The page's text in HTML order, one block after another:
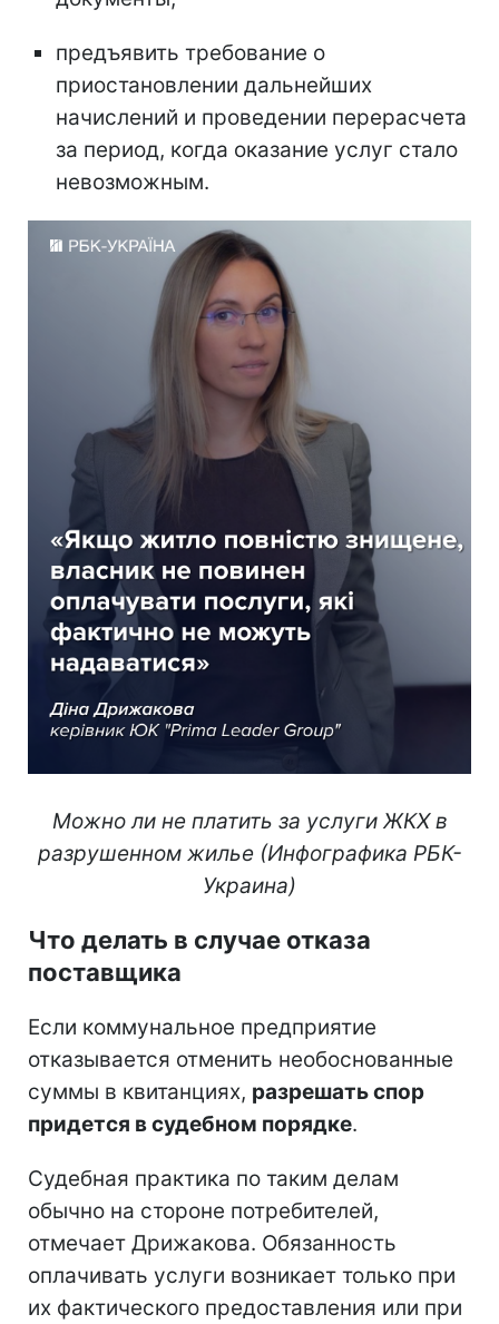
предъявить требование о
приостановлении дальнейших
начислений и проведении перерасчета
за период, когда оказание услуг стало
невозможным.
Можно ли не платить за услуги ЖКХ в
разрушенном жилье (Инфографика РБК-
Украина)​​​​​​​
Что делать в случае отказа
поставщика
Если коммунальное предприятие
отказывается отменить необоснованные
суммы в квитанциях, разрешать спор
придется в судебном порядке.
Судебная практика по таким делам
обычно на стороне потребителей,
отмечает Дрижакова. Обязанность
оплачивать услуги возникает только при
их фактического предоставления или при